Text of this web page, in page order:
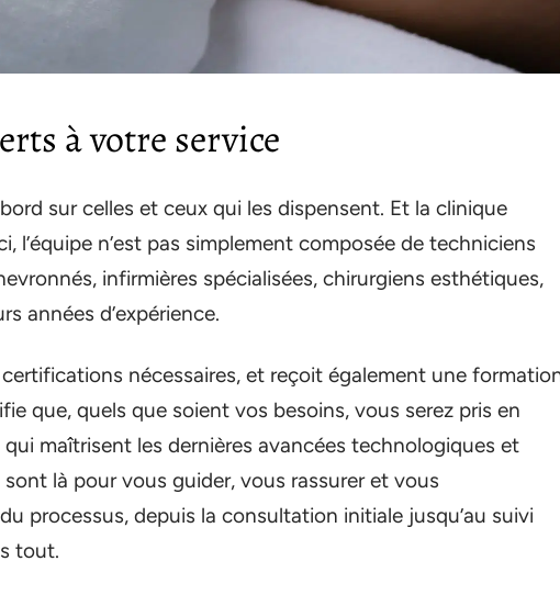
à votre service
sur celles et ceux qui les dispensent. Et la clinique
l’équipe n’est pas simplement composée de techniciens
infirmières spécialisées, chirurgiens esthétiques,
années d’expérience.
nécessaires, et reçoit également une
que, quels que soient vos besoins, vous serez pris en
maîtrisent les dernières avancées technologiques et
là pour vous guider, vous rassurer et vous
processus, depuis la consultation initiale jusqu’au suivi
tout.